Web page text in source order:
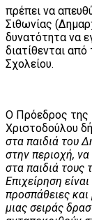
πρέπει να
Σιθωνίας
δυνατότητα να
διατίθενται
Σχολείου.
Ο Πρόεδρος της
Χριστοδούλου
στα παιδιά του
στην περιοχή,
στα παιδιά τους
Επιχείρηση
προσπάθειες
μιας σειράς